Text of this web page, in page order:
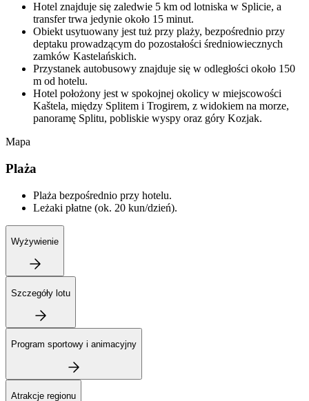
Hotel znajduje się zaledwie 5 km od lotniska w Splicie, a
transfer trwa jedynie około 15 minut.
Obiekt usytuowany jest tuż przy plaży, bezpośrednio przy
deptaku prowadzącym do pozostałości średniowiecznych
zamków Kastelańskich.
Przystanek autobusowy znajduje się w odległości około 150
m od hotelu.
Hotel położony jest w spokojnej okolicy w miejscowości
Kaštela, między Splitem i Trogirem, z widokiem na morze,
panoramę Splitu, pobliskie wyspy oraz góry Kozjak.
Mapa
Plaża
Plaża bezpośrednio przy hotelu.
Leżaki płatne (ok. 20 kun/dzień).
Wyżywienie
Szczegóły lotu
Program sportowy i animacyjny
Atrakcje regionu